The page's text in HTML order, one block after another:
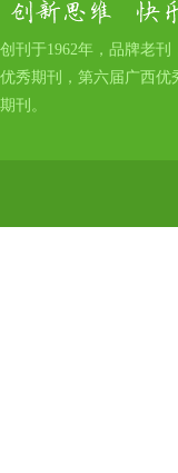
创刊于1962年，品牌老刊
优秀期刊，第六届广西优
期刊。